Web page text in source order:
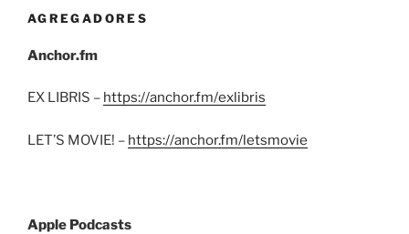
AGREGADORES
Anchor.fm
EX LIBRIS – https://anchor.fm/exlibris
LET’S MOVIE! – https://anchor.fm/letsmovie
Apple Podcasts